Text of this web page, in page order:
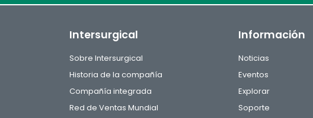
Intersurgical
Sobre Intersurgical
Historia de la compañía
Compañía integrada
Red de Ventas Mundial
Información
Noticias
Eventos
Explorar
Soporte